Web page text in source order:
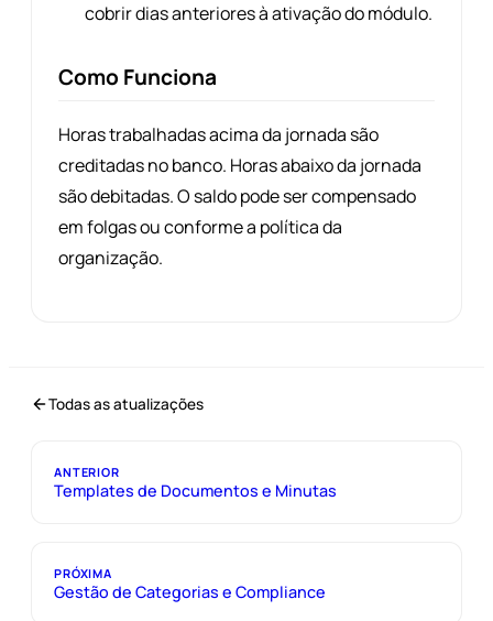
cobrir dias anteriores à ativação do módulo.
Como Funciona
Horas trabalhadas acima da jornada são
creditadas no banco. Horas abaixo da jornada
são debitadas. O saldo pode ser compensado
em folgas ou conforme a política da
organização.
Todas as atualizações
ANTERIOR
Templates de Documentos e Minutas
PRÓXIMA
Gestão de Categorias e Compliance